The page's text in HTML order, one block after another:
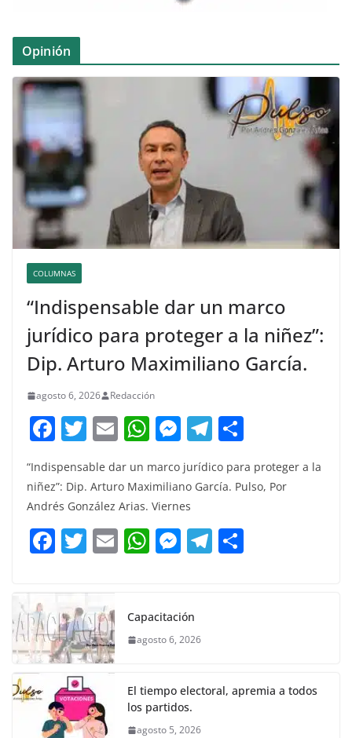
Opinión
COLUMNAS
“Indispensable dar un marco
jurídico para proteger a la niñez”:
Dip. Arturo Maximiliano García.
agosto 6, 2026 Redacción
F
c
e
b
o
k
T
w
itt
er
E
ai
l
W
at
s
A
p
M
e
ss
e
n
g
T
e
a
m
m
“Indispensable dar un marco jurídico para proteger a la
niñez”: Dip. Arturo Maximiliano García. Pulso, Por
Andrés González Arias. Viernes
F
c
e
b
o
o
k
T
itt
er
E W
s
A
p
M
e
n
er
T
Capacitación
agosto 6, 2026
El tiempo electoral, apremia a todos
los partidos.
agosto 5, 2026